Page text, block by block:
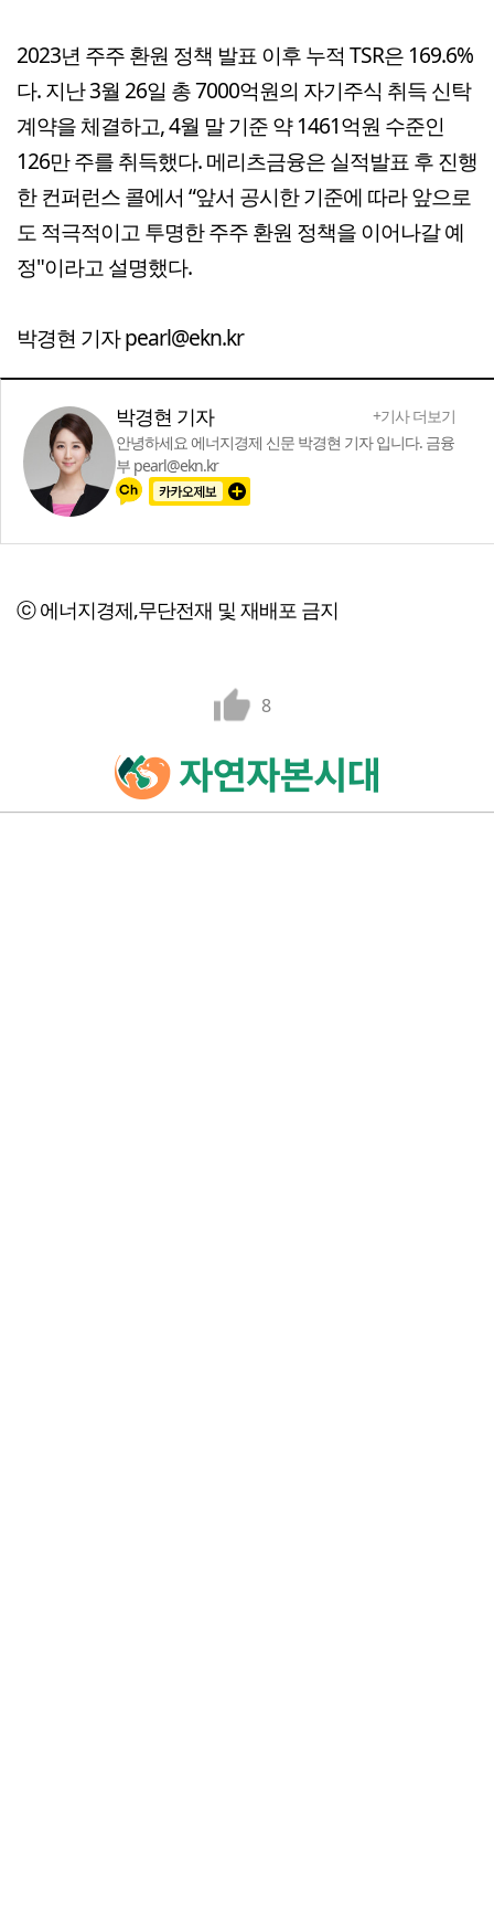
2023년 주주 환원 정책 발표 이후 누적 TSR은 169.6%
다. 지난 3월 26일 총 7000억원의 자기주식 취득 신탁
계약을 체결하고, 4월 말 기준 약 1461억원 수준인
126만 주를 취득했다. 메리츠금융은 실적발표 후 진행
한 컨퍼런스 콜에서 “앞서 공시한 기준에 따라 앞으로
도 적극적이고 투명한 주주 환원 정책을 이어나갈 예
정"이라고 설명했다.
박경현 기자 pearl@ekn.kr
박경현 기자
+기사 더보기
안녕하세요 에너지경제 신문 박경현 기자 입니다. 금융
부 pearl@ekn.kr
ⓒ 에너지경제,무단전재 및 재배포 금지
8